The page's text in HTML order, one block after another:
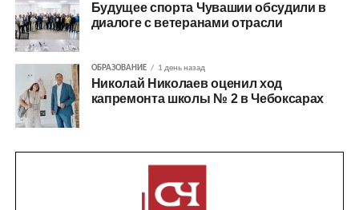
Будущее спорта Чувашии обсудили в
диалоге с ветеранами отрасли
ОБРАЗОВАНИЕ 1 день назад
Николай Николаев оценил ход
капремонта школы № 2 в Чебоксарах